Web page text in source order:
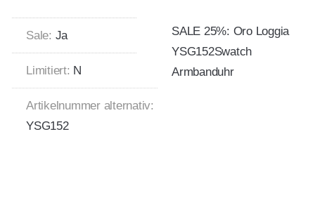
Sale: Ja
Limitiert: N
Artikelnummer alternativ:
YSG152
SALE 25%: Oro Loggia
YSG152Swatch
Armbanduhr